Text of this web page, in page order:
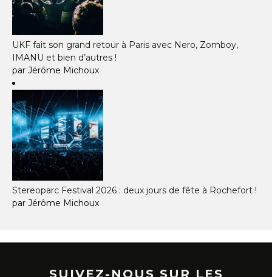
UKF fait son grand retour à Paris avec Nero, Zomboy,
IMANU et bien d’autres !
par Jérôme Michoux
Stereoparc Festival 2026 : deux jours de fête à Rochefort !
par Jérôme Michoux